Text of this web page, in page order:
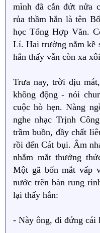
mình đã cắn đứt nửa
rủa thầm hắn là tên
học Tổng Hợp Văn.
Lí. Hai trường nằm kề
hắn thấy vẫn còn xa
Trưa nay, trời dịu
không động - nói
cuộc hò hẹn. Nàng
nghe nhạc Trịnh
trầm buồn, đầy chất
rồi đến Cát bụi. Âm
nhắm mắt thưởng
Một gã bốn mắt vấp
nước trên bàn rung
lại thấy hắn:
- Này ông, đi đứng cái